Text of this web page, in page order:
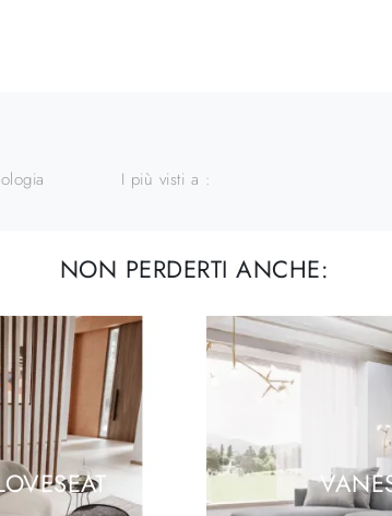
I più visti a :
NON PERDERTI ANCHE: